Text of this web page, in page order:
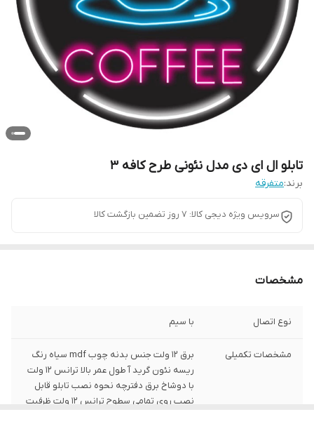
تابلو ال ای دی مدل نئونی طرح کافه 3
برند:متفرقه
سرویس ویژه دیجی کالا: 7 روز تضمین بازگشت کالا
مشخصات
نوع اتصال با سیم
مشخصات تکمیلی
برق 12 ولت جنس بدنه چوب mdf سیاه رنگ
ریسه نئون گرید آ طول عمر بالا ترانس 12 ولت
با دوشاخ برق دفترچه نحوه نصب تابلو قابل
نصب روی تمامی سطوح ترانس 12 ولت ظرفیت